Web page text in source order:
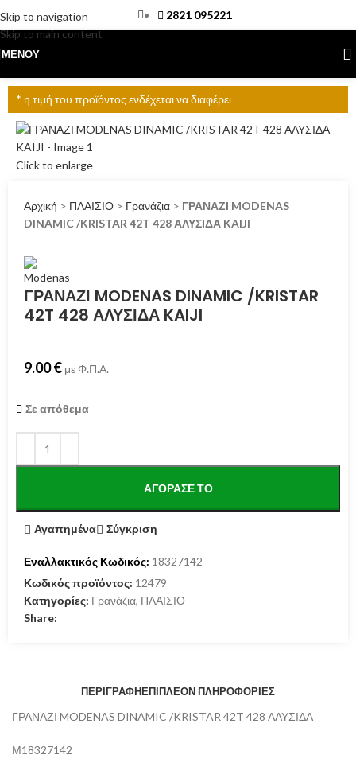
Skip to navigation
Skip to main content
2821 095221
ΜΕΝΟΎ
* η τιμή του προϊόντος ενδέχεται να διαφέρει
Click to enlarge
Αρχική > ΠΛΑΙΣΙΟ > Γρανάζια > ΓΡΑΝΑΖΙ MODENAS
DINAMIC /KRISTAR 42T 428 ΑΛΥΣΙΔΑ KAIJI
ΓΡΑΝΑΖΙ MODENAS DINAMIC /KRISTAR
42T 428 ΑΛΥΣΙΔΑ KAIJI
9.00€ με Φ.Π.Α.
Σε απόθεμα
ΑΓΌΡΑΣΕ ΤΟ
Αγαπημένα Σύγκριση
Εναλλακτικός Κωδικός: 18327142
Κωδικός προϊόντος: 12479
Κατηγορίες: Γρανάζια, ΠΛΑΙΣΙΟ
Share:
ΠΕΡΙΓΡΑΦΉΕΠΙΠΛΈΟΝ ΠΛΗΡΟΦΟΡΊΕΣ
ΓΡΑΝΑΖΙ MODENAS DINAMIC /KRISTAR 42T 428 ΑΛΥΣΙΔΑ
Μ18327142